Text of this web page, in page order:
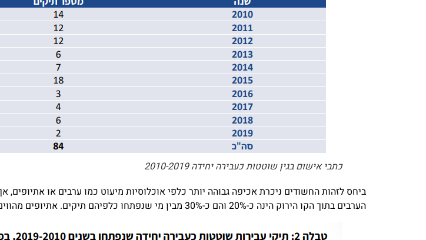
כתבי אישום בגין שוטטות כעבירה יחידה 2010-2019
ביחס לזהות החשודים ניכרת אכיפה גבוהה יותר כלפי אוכלוסיות מיעוט כמו ערבים או
הערבים בתוך הקו הירוק הינה כ-20% והם כ-30% מבין מי שנפתחו כלפיהם תיקים. אתיופים מהווים פחות מ-2% והם כ- 3.5% מהחשודים.